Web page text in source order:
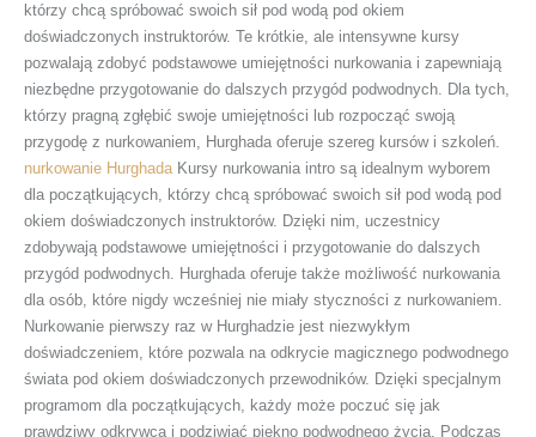
którzy chcą spróbować swoich sił pod wodą pod okiem
doświadczonych instruktorów. Te krótkie, ale intensywne kursy
pozwalają zdobyć podstawowe umiejętności nurkowania i zapewniają
niezbędne przygotowanie do dalszych przygód podwodnych. Dla tych,
którzy pragną zgłębić swoje umiejętności lub rozpocząć swoją
przygodę z nurkowaniem, Hurghada oferuje szereg kursów i szkoleń.
nurkowanie HurghadaKursy nurkowania intro są idealnym wyborem
dla początkujących, którzy chcą spróbować swoich sił pod wodą pod
okiem doświadczonych instruktorów. Dzięki nim, uczestnicy
zdobywają podstawowe umiejętności i przygotowanie do dalszych
przygód podwodnych. Hurghada oferuje także możliwość nurkowania
dla osób, które nigdy wcześniej nie miały styczności z nurkowaniem.
Nurkowanie pierwszy raz w Hurghadzie jest niezwykłym
doświadczeniem, które pozwala na odkrycie magicznego podwodnego
świata pod okiem doświadczonych przewodników. Dzięki specjalnym
programom dla początkujących, każdy może poczuć się jak
prawdziwy odkrywca i podziwiać piękno podwodnego życia. Podczas